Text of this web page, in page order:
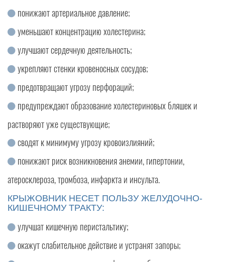
понижают артериальное давление;
уменьшают концентрацию холестерина;
улучшают сердечную деятельность;
укрепляют стенки кровеносных сосудов;
предотвращают угрозу перфораций;
предупреждают образование холестериновых бляшек и
растворяют уже существующие;
сводят к минимуму угрозу кровоизлияний;
понижают риск возникновения анемии, гипертонии,
атеросклероза, тромбоза, инфаркта и инсульта.
КРЫЖОВНИК НЕСЕТ ПОЛЬЗУ ЖЕЛУДОЧНО-
КИШЕЧНОМУ ТРАКТУ:
улучшат кишечную перистальтику;
окажут слабительное действие и устранят запоры;